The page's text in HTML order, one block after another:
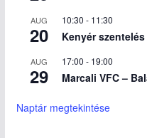
AUG
20
10:30 - 11:30
Kenyér
AUG
29
17:00 - 19:00
Marcali VFC –
Naptár megtekintése